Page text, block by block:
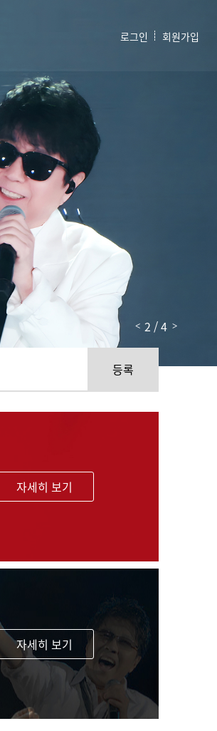
로그인 회원가입
< 2 / 4 >
[2026.07.27]
[2026.07.09]
등록
자세히 보기
자세히 보기